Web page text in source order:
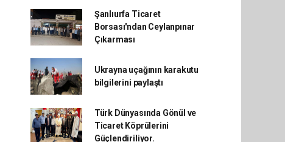
Şanlıurfa Ticaret
Borsası'ndan Ceylanpınar
Çıkarması
Ukrayna uçağının karakutu
bilgilerini paylaştı
Türk Dünyasında Gönül ve
Ticaret Köprülerini
Güçlendiriliyor.